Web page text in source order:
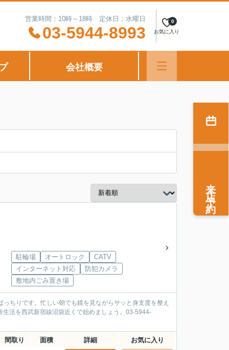
営業時間：10時～18時 定休日：水曜日
03-5944-8993 お気に入り
0
会社概要
駐輪場 オートロック
CATV
インターネット対応
防犯カメラ
敷地内ごみ置き場
ちりです。忙しい朝でも鏡を見ながらサッと身支度を整え
活を西武新宿線沼袋近くで始めましょう。03-5944-
間取り 面積 詳細 お気に入り
来店予約